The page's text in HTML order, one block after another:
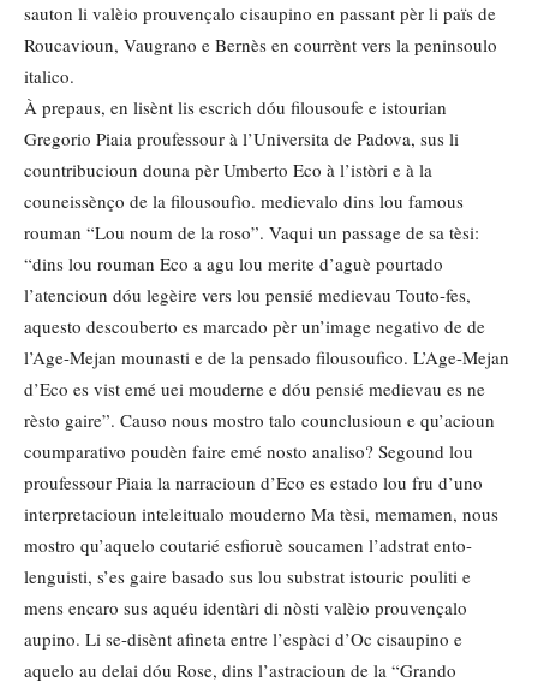
sauton li valèio prouvençalo cisaupino en passant pèr li païs de
Roucavioun, Vaugrano e Bernès en courrènt vers la peninsoulo
italico.
À prepaus, en lisènt lis escrich dóu filousoufe e istourian
Gregorio Piaia proufessour à l’Universita de Padova, sus li
countribucioun douna pèr Umberto Eco à l’istòri e à la
couneissènço de la filousoufìo. medievalo dins lou famous
rouman “Lou noum de la roso”. Vaqui un passage de sa tèsi:
“dins lou rouman Eco a agu lou merite d’aguè pourtado
l’atencioun dóu legèire vers lou pensié medievau Touto-fes,
aquesto descouberto es marcado pèr un’image negativo de de
l’Age-Mejan mounasti e de la pensado filousoufico. L’Age-Mejan
d’Eco es vist emé uei mouderne e dóu pensié medievau es ne
rèsto gaire”. Causo nous mostro talo counclusioun e qu’acioun
coumparativo poudèn faire emé nosto analiso? Segound lou
proufessour Piaia la narracioun d’Eco es estado lou fru d’uno
interpretacioun inteleitualo mouderno Ma tèsi, memamen, nous
mostro qu’aquelo coutarié esfioruè soucamen l’adstrat ento-
lenguisti, s’es gaire basado sus lou substrat istouric pouliti e
mens encaro sus aquéu identàri di nòsti valèio prouvençalo
aupino. Li se-disènt afineta entre l’espàci d’Oc cisaupino e
aquelo au delai dóu Rose, dins l’astracioun de la “Grando